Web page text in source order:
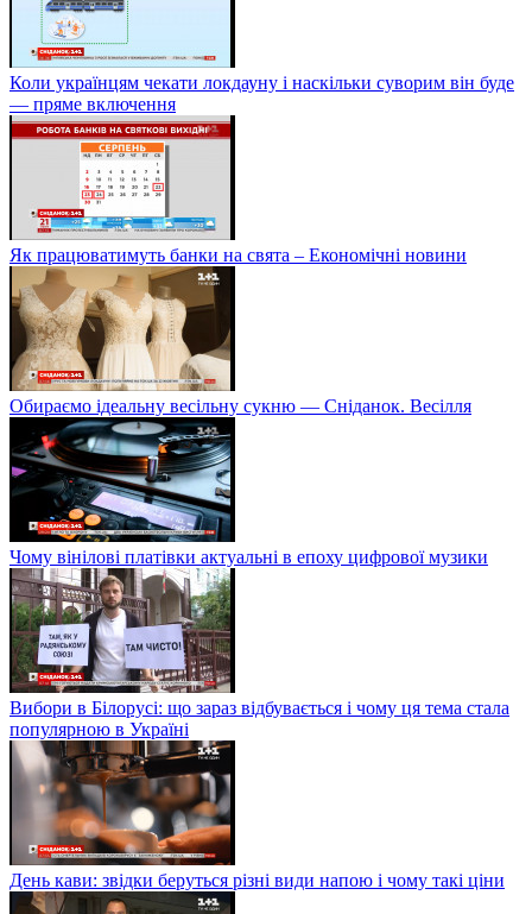
Коли українцям чекати локдауну і наскільки суворим він буде
— пряме включення
Як працюватимуть банки на свята – Економічні новини
Обираємо ідеальну весільну сукню — Сніданок. Весілля
Чому вінілові платівки актуальні в епоху цифрової музики
Вибори в Білорусі: що зараз відбувається і чому ця тема стала
популярною в Україні
День кави: звідки беруться різні види напою і чому такі ціни